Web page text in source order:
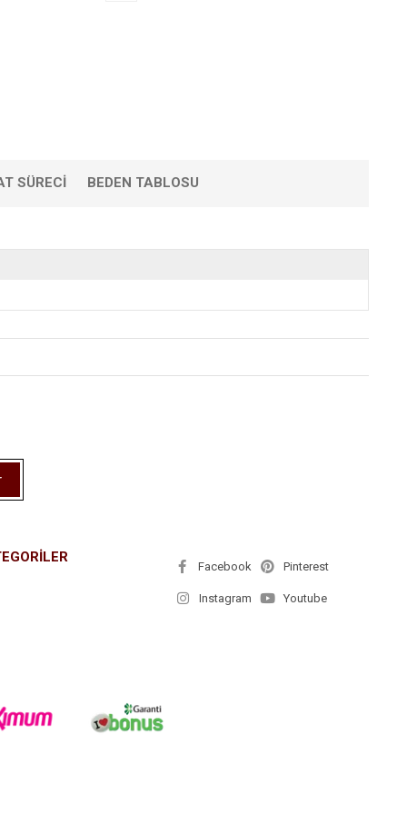
SÜRECI BEDEN TABLOSU
Facebook Pinterest
Instagram Youtube